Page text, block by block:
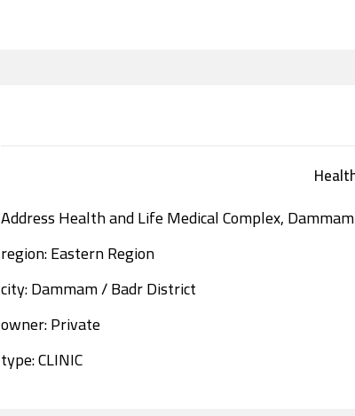
Address Health and Life Medical Complex, Dammam
region: Eastern Region
city: Dammam / Badr District
owner: Private
type: CLINIC